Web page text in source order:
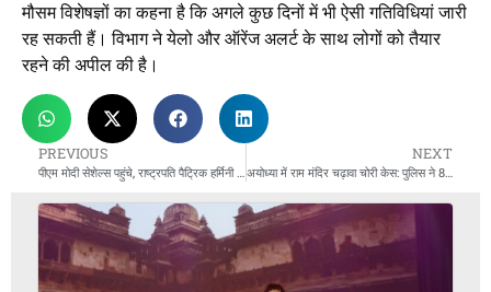
मौसम विशेषज्ञों का कहना है कि अगले कुछ दिनों में भी ऐसी गतिविधियां जारी
रह सकती हैं। विभाग ने येलो और ऑरेंज अलर्ट के साथ लोगों को तैयार
रहने की अपील की है।
PREVIOUS
पीएम मोदी सेशेल्स पहुंचे, राष्ट्रपति पैट्रिक हर्मिनी के साथ कछुओं को चारा खिलाया
NEXT
अयोध्या में राम मंदिर चढ़ावा चोरी केस: पुलिस ने 8 आरोपियों के घरों पर एक साथ की छापेमारी